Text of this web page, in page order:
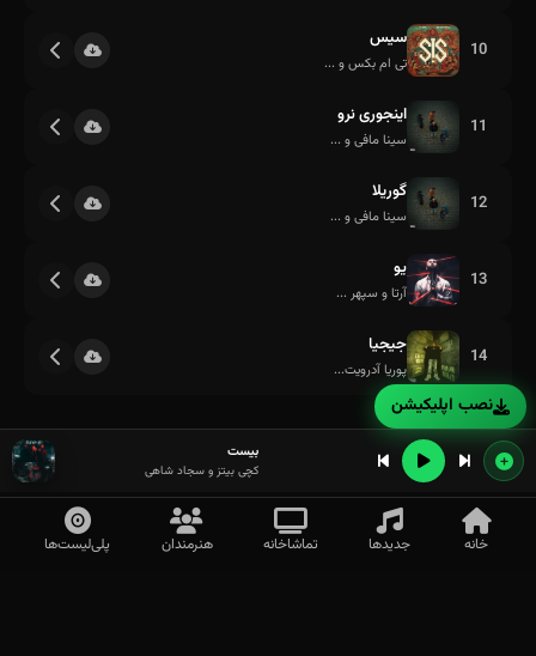
10 سیس
تی ام بکس و ...
11 اینجوری نرو
سینا مافی و ...
12 گوریلا
سینا مافی و ...
13 یو
آرتا و سپهر ...
14 جیجیا
پوریا آدرویت...
بیست
کچی بیتز و سجاد شاهی
خانه جدیدها تماشاخانه هنرمندان پلی‌لیست‌ها
نصب اپلیکیشن